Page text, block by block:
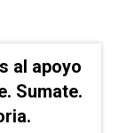
al apoyo
Sumate.